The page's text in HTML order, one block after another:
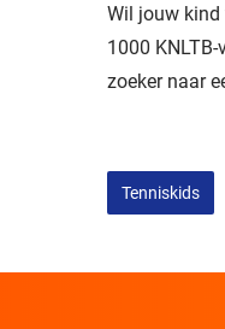
Wil jouw kind
1000 KNLTB-
zoeker naar
Tenniskids